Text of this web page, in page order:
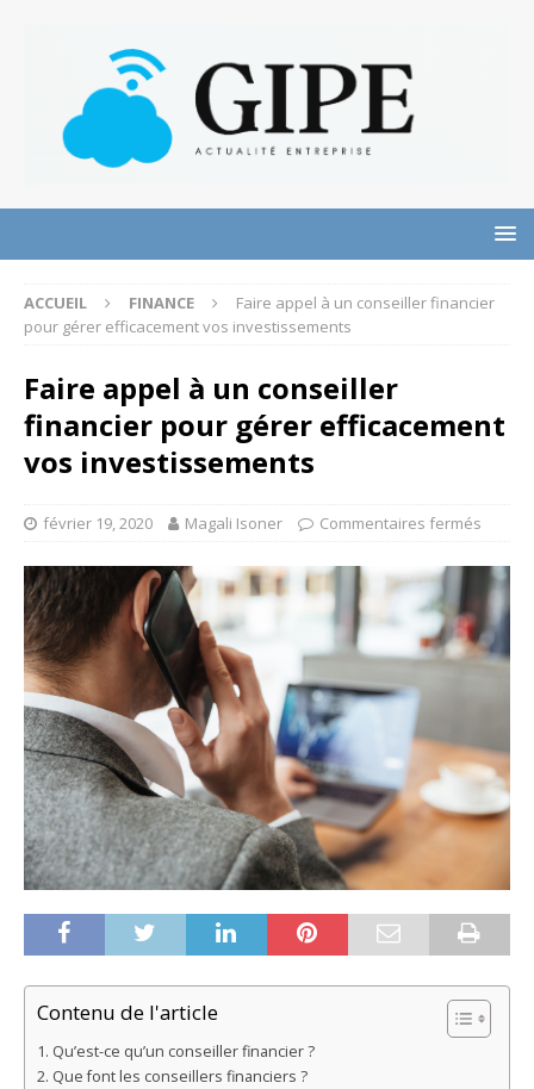
ACCUEIL FINANCE
Faire appel à un conseiller financier
pour gérer efficacement vos investissements
Faire appel à un conseiller
financier pour gérer efficacement
vos investissements
février 19, 2020 Magali Isoner Commentaires fermés
Contenu de l'article
Qu’est-ce qu’un conseiller financier ?
Que font les conseillers financiers ?